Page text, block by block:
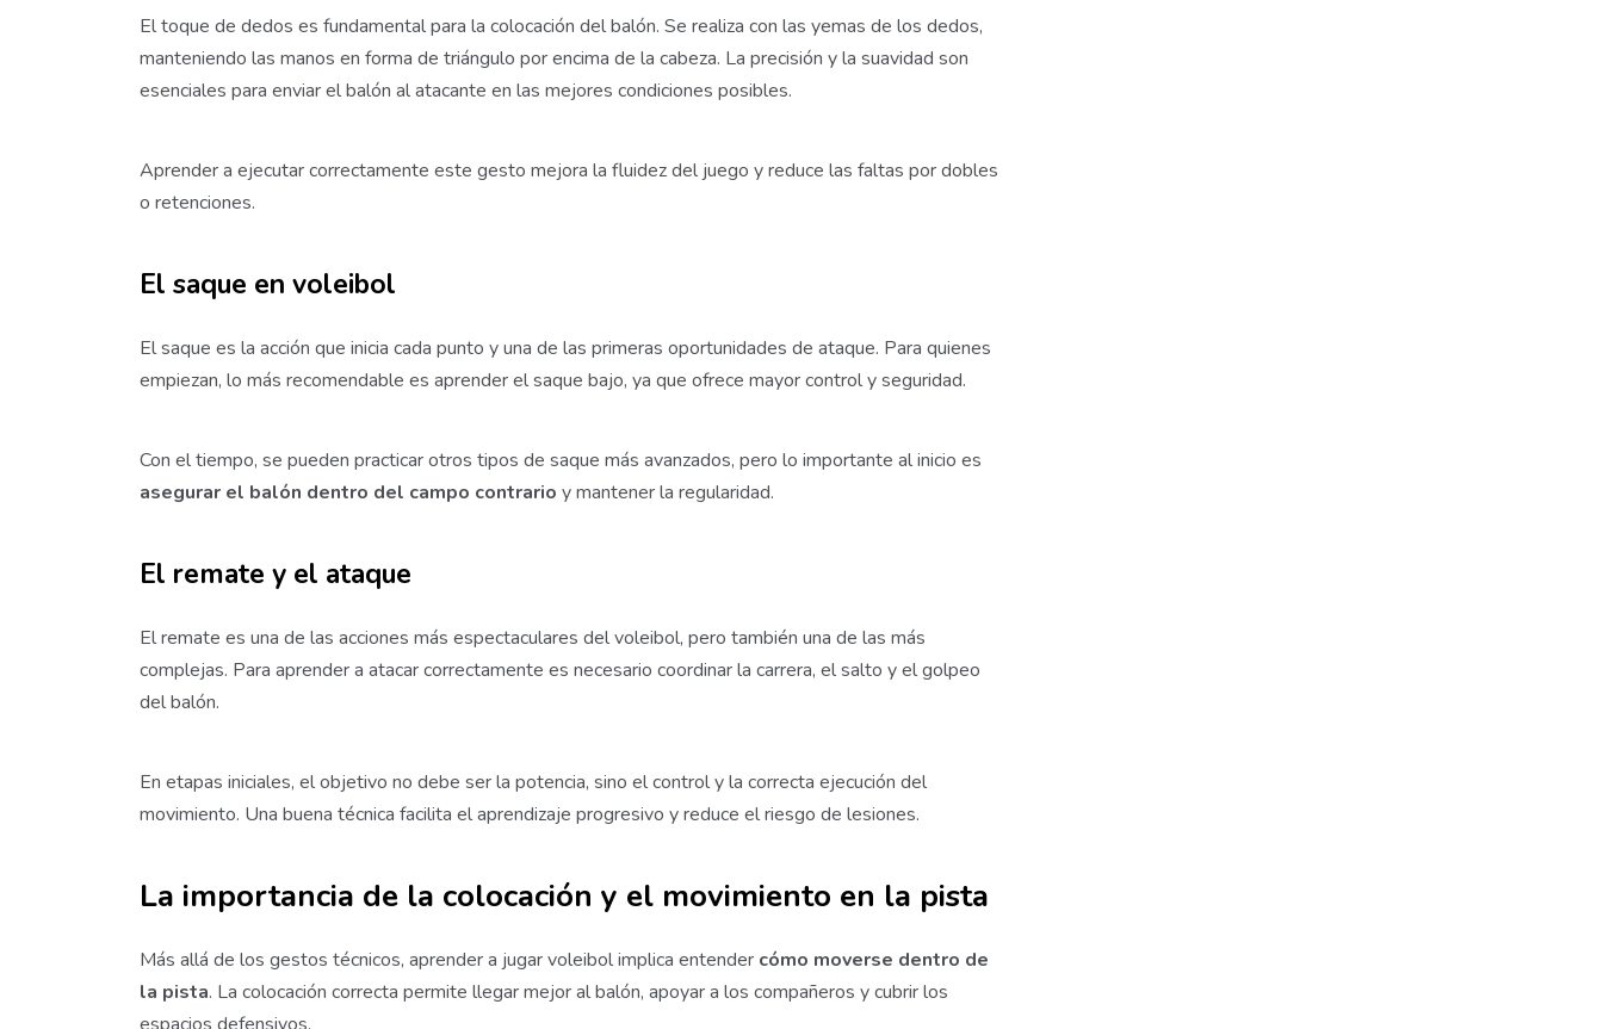
El toque de dedos es fundamental para la colocación del balón. Se realiza con las yemas de los dedos,
manteniendo las manos en forma de triángulo por encima de la cabeza. La precisión y la suavidad son
esenciales para enviar el balón al atacante en las mejores condiciones posibles.
Aprender a ejecutar correctamente este gesto mejora la fluidez del juego y reduce las faltas por dobles
o retenciones.
El saque en voleibol
El saque es la acción que inicia cada punto y una de las primeras oportunidades de ataque. Para quienes
empiezan, lo más recomendable es aprender el saque bajo, ya que ofrece mayor control y seguridad.
Con el tiempo, se pueden practicar otros tipos de saque más avanzados, pero lo importante al inicio es
asegurar el balón dentro del campo contrario y mantener la regularidad.
El remate y el ataque
El remate es una de las acciones más espectaculares del voleibol, pero también una de las más
complejas. Para aprender a atacar correctamente es necesario coordinar la carrera, el salto y el golpeo
del balón.
En etapas iniciales, el objetivo no debe ser la potencia, sino el control y la correcta ejecución del
movimiento. Una buena técnica facilita el aprendizaje progresivo y reduce el riesgo de lesiones.
La importancia de la colocación y el movimiento en la pista
Más allá de los gestos técnicos, aprender a jugar voleibol implica entender cómo moverse dentro de
la pista. La colocación correcta permite llegar mejor al balón, apoyar a los compañeros y cubrir los